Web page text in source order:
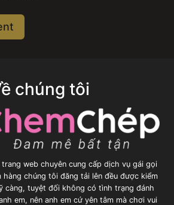
chúng tôi
web chuyên cung cấp dịch vụ gái gọi
hàng chúng tôi đăng tải lên đều được kiểm
càng, tuyệt đối không có tình trạng đánh
em, nên anh em cứ yên tâm mà chơi vui